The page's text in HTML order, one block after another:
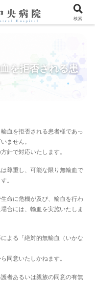
を拒否される患
血を拒否される患者様であっ
ません。
針で対応いたします。
尊重し、可能な限り無輸血で
。
命に危機が及び、輸血を行わ
合には、輸血を実施いたしま
よる「絶対的無輸血（いかな
同意いたしかねます。
者あるいは親族の同意の有無
検索